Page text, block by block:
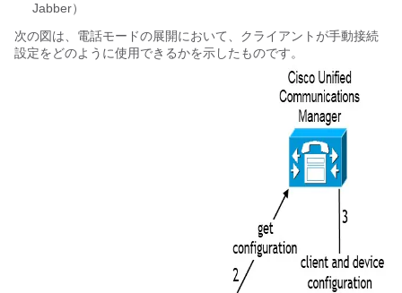
Jabber）
次の図は、電話モードの展開において、クライアントが手動接続
設定をどのように使用できるかを示したものです。